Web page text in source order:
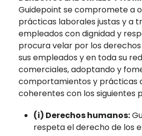
Guidepoint se compromete a
prácticas laborales justas y a
empleados con dignidad y
procura velar por los
sus empleados y en toda su
comerciales, adoptando y
comportamientos y prácticas
coherentes con los siguientes
(i) Derechos humanos:
respeta el derecho de los